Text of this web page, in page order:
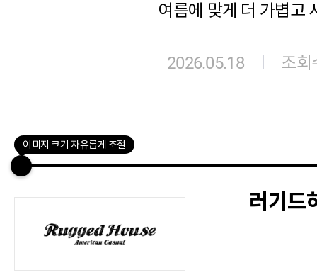
여름에 맞게 더 가볍고
2026.05.18 조회
이미지 크기 자유롭게 조절
러기드